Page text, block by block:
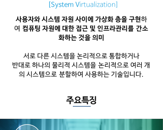
[System Virtualization]
사용자와 시스템 자원 사이에 가상화 층을 구현하
여 컴퓨팅 자원에 대한 접근 및 인프라관리를 간소
화하는 것을 의미
서로 다른 시스템을 논리적으로 통합하거나
반대로 하나의 물리적 시스템을 논리적으로 여러 개
의 시스템으로 분할하여 사용하는 기술입니다.
​주요특징